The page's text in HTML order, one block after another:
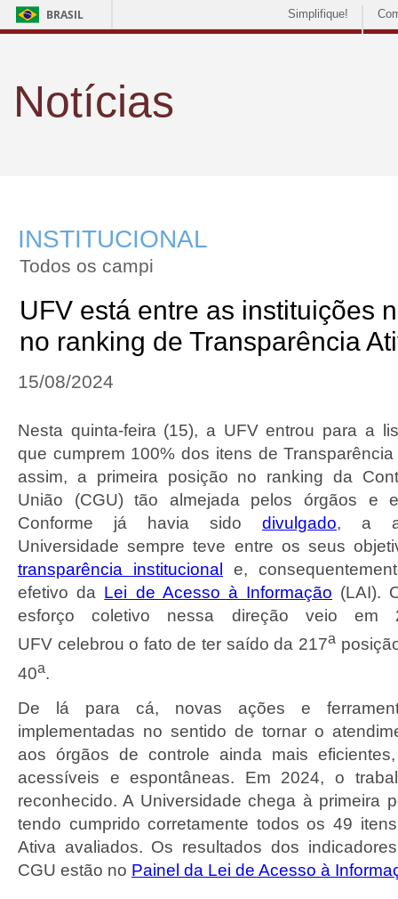
BRASIL Simplifique!
Notícias
INSTITUCIONAL
Todos os campi
UFV está entre as instituições
no ranking de Transparência
15/08/2024
Nesta quinta-feira (15), a UFV entrou para a
que cumprem 100% dos itens de
assim, a primeira posição no ranking da
União (CGU) tão almejada pelos órgãos e
Conforme já havia sido divulgado, a
Universidade sempre teve entre os seus
transparência institucional
e,
efetivo da Lei de Acesso à Informação (LAI).
esforço coletivo nessa direção veio em
UFV celebrou o fato de ter saído da 217a
40a.
De lá para cá, novas ações e
implementadas no sentido de tornar o
aos órgãos de controle ainda mais
acessíveis e espontâneas. Em 2024, o
reconhecido. A Universidade chega à primeira
tendo cumprido corretamente todos os 49
Ativa avaliados. Os resultados dos
CGU estão no Painel da Lei de Acesso à